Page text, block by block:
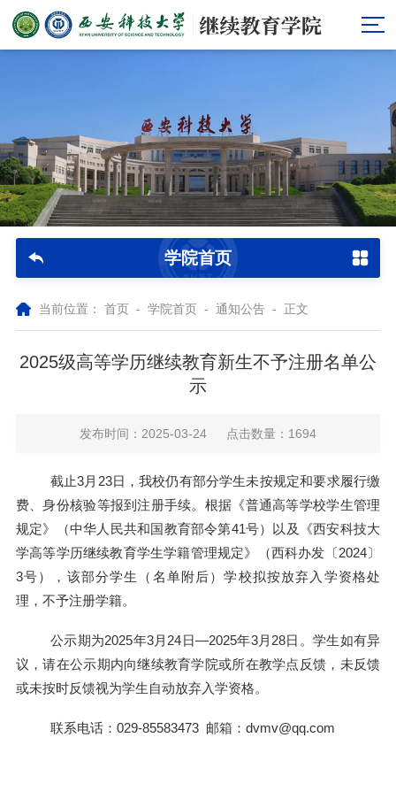
学院首页
当前位置： 首页 - 学院首页 - 通知公告- 正文
2025级高等学历继续教育新生不予注册名单公
示
发布时间：2025-03-24 点击数量： 1694
截止3月23日，我校仍有部分学生未按规定和要求履行缴
费、身份核验等报到注册手续。根据《普通高等学校学生管理
规定》（中华人民共和国教育部令第41号）以及《西安科技大
学高等学历继续教育学生学籍管理规定》（西科办发〔2024〕
3号），该部分学生（名单附后）学校拟按放弃入学资格处
理，不予注册学籍。
公示期为2025年3月24日—2025年3月28日。学生如有异
议，请在公示期内向继续教育学院或所在教学点反馈，未反馈
或未按时反馈视为学生自动放弃入学资格。
联系电话：029-85583473 邮箱：dvmv@qq.com